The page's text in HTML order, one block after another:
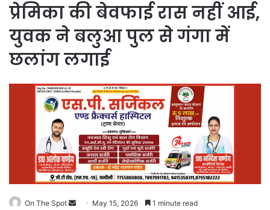
प्रेमिका की बेवफाई रास नहीं आई,
युवक ने बलुआ पुल से गंगा में
छलांग लगाई
On The Spot
SendMay 15, 2026 1 minute read